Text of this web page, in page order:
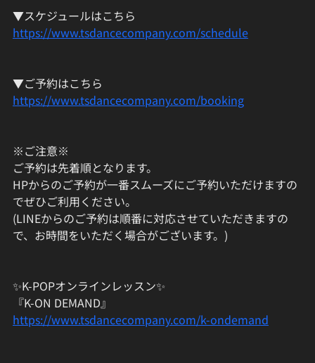
▼スケジュールはこちら
https://www.tsdancecompany.com/schedule
▼ご予約はこちら
https://www.tsdancecompany.com/booking
※ご注意※
ご予約は先着順となります。
HPからのご予約が一番スムーズにご予約いただけますの
でぜひご利用ください。
(LINEからのご予約は順番に対応させていただきますの
で、お時間をいただく場合がございます。)
✨K-POPオンラインレッスン✨
『K-ON DEMAND』
https://www.tsdancecompany.com/k-ondemand